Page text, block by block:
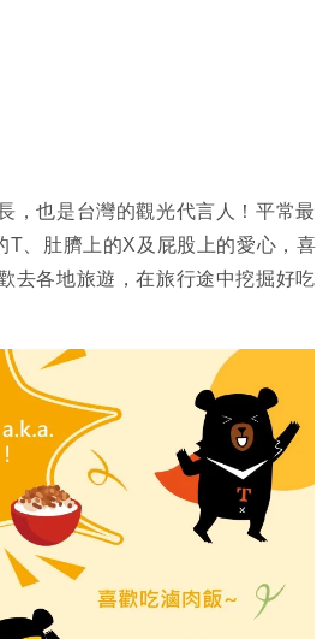
，也是台灣的觀光代言人！平常最
T、肚臍上的X及屁股上的愛心，喜
去各地旅遊，在旅行途中挖掘好吃